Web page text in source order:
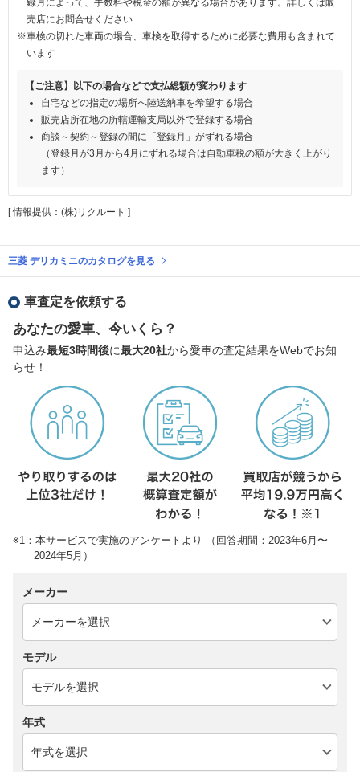
売店にお問合せください
※車検の切れた車両の場合、車検を取得するために必要な費用も含まれて
います
【ご注意】以下の場合などで支払総額が変わります
自宅などの指定の場所へ陸送納車を希望する場合
販売店所在地の所轄運輸支局以外で登録する場合
商談～契約～登録の間に「登録月」がずれる場合
（登録月が3月から4月にずれる場合は自動車税の額が大きく上がり
ます）
[ 情報提供：(株)リクルート ]
三菱 デリカミニのカタログを見る
車査定を依頼する
あなたの愛車、今いくら？
申込み最短3時間後に最大20社から愛車の査定結果をWebでお知
らせ！
※1：本サービスで実施のアンケートより （回答期間：2023年6月〜
2024年5月）
メーカー
モデル
年式